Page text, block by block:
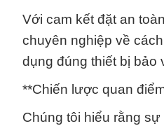
Với cam kết đặt an
chuyên nghiệp về
dụng đúng thiết bị bảo
**Chiến lược quan
Chúng tôi hiểu rằng